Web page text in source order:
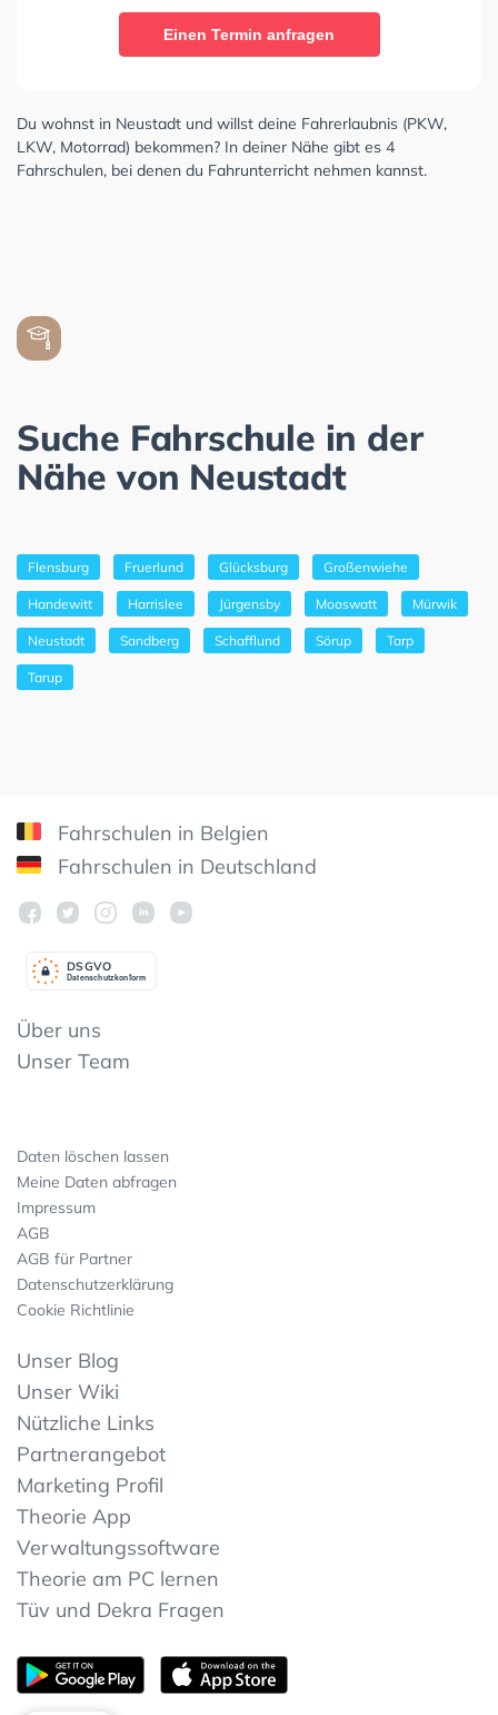
Einen Termin anfragen
Du wohnst in Neustadt und willst deine Fahrerlaubnis (PKW,
LKW, Motorrad) bekommen? In deiner Nähe gibt es 4
Fahrschulen, bei denen du Fahrunterricht nehmen kannst.
Suche Fahrschule in der
Nähe von Neustadt
Flensburg Fruerlund Glücksburg Großenwiehe
Handewitt Harrislee Jürgensby Mooswatt Mürwik
Neustadt Sandberg Schafflund Sörup Tarp
Tarup
Fahrschulen in Belgien
Fahrschulen in Deutschland
Datenschutzkonform
DSGVO
Über uns
Unser Team
Daten löschen lassen
Meine Daten abfragen
Impressum
AGB
AGB für Partner
Datenschutzerklärung
Cookie Richtlinie
Unser Blog
Unser Wiki
Nützliche Links
Partnerangebot
Marketing Profil
Theorie App
Verwaltungssoftware
Theorie am PC lernen
Tüv und Dekra Fragen